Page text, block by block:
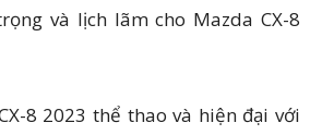
và lịch lãm cho Mazda CX-8
8 2023 thể thao và hiện đại với